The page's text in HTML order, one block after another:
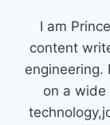
I am
content
engineering.
on a wide